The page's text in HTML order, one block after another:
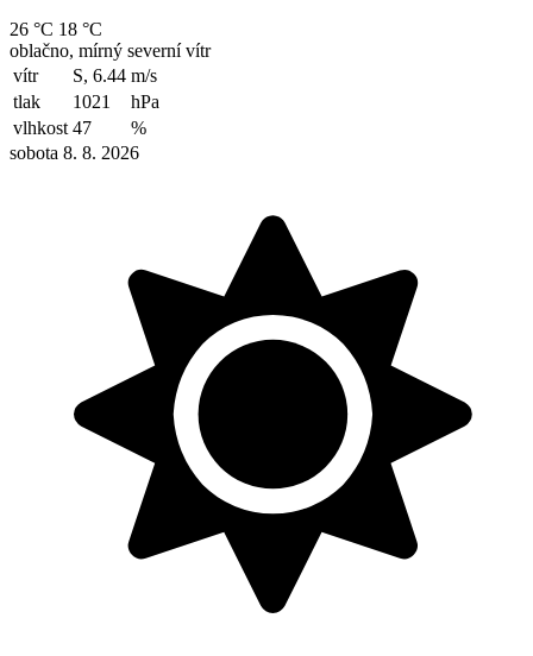
26 °C 18 °C
oblačno, mírný severní vítr
vítr
S, 6.44 m/s
tlak
1021
hPa
vlhkost 47
%
sobota 8. 8. 2026